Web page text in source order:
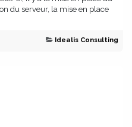
du serveur, la mise en place
Idealis Consulting